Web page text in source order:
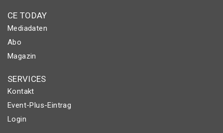
CE TODAY
Mediadaten
Abo
Magazin
SERVICES
Kontakt
Event-Plus-Eintrag
Login